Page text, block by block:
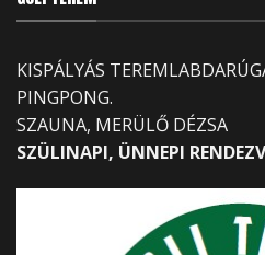
KISPÁLYÁS
PINGPONG.
SZAUNA, MERÜLŐ DÉZSA
SZÜLINAPI, ÜNNEPI